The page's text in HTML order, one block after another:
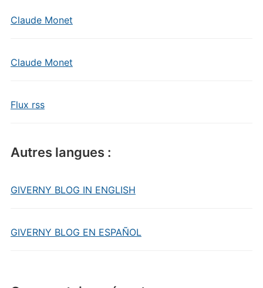
Claude Monet
Claude Monet
Flux rss
Autres langues :
GIVERNY BLOG IN ENGLISH
GIVERNY BLOG EN ESPAÑOL